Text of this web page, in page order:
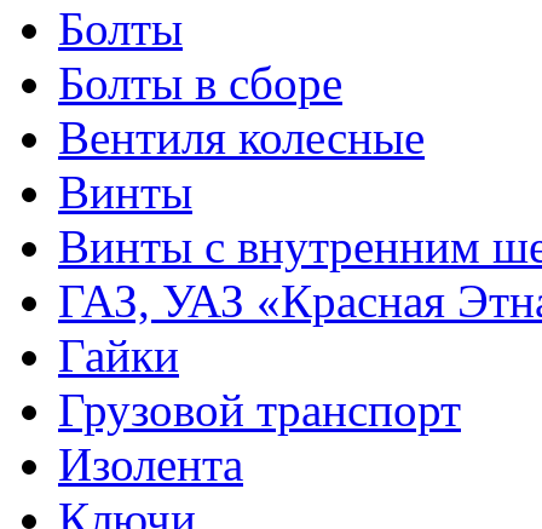
Болты
Болты в сборе
Вентиля колесные
Винты
Винты с внутренним
ГАЗ, УАЗ «Красная
Гайки
Грузовой транспорт
Изолента
Ключи